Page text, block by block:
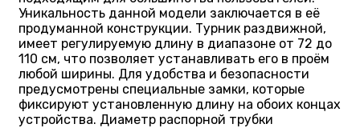
Уникальность данной модели заключается в её
продуманной конструкции. Турник раздвижной,
имеет регулируемую длину в диапазоне от 72 до
110 см, что позволяет устанавливать его в проём
любой ширины. Для удобства и безопасности
предусмотрены специальные замки, которые
фиксируют установленную длину на обоих концах
устройства. Диаметр распорной трубки